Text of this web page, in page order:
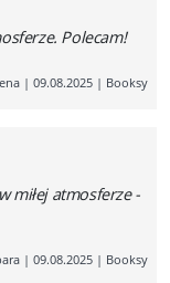
Polecam!
| 09.08.2025 | Booksy
miłej atmosferze -
| 09.08.2025 | Booksy